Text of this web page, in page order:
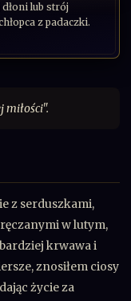
lub strój
z padaczki.
miłości".
z serduszkami,
w lutym,
krwawa i
znosiłem ciosy
życie za